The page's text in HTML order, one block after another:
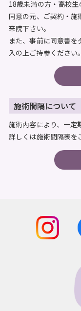
18歳未満の方・高校
同意の元、ご契約・
来院下さい。
また、事前に同意書
入の上ご持参ください。
施術間隔について
施術内容により、一定
詳しくは施術間隔表を